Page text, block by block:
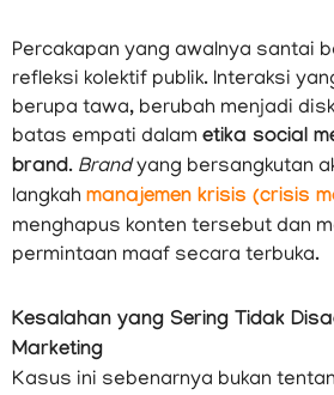
Percakapan yang awalnya santai
refleksi kolektif publik. Interaksi
berupa tawa, berubah menjadi
batas empati dalam etika social
brand. Brandyang bersangkutan
langkah manajemen krisis (crisis
menghapus konten tersebut dan
permintaan maaf secara terbuka.
Kesalahan yang Sering Tidak
Marketing
Kasus ini sebenarnya bukan